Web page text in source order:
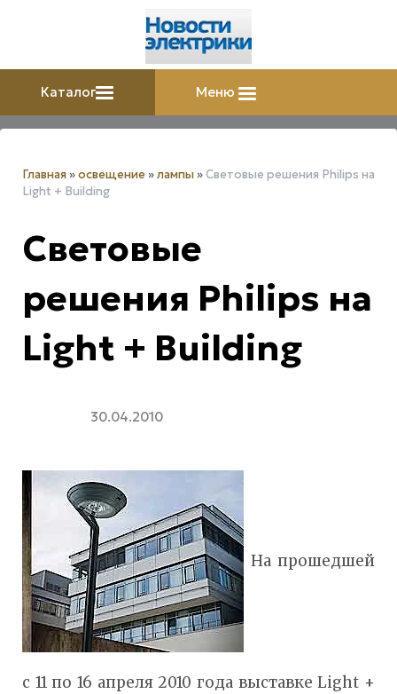
Каталог Меню
Главная »освещение »лампы »Световые решения Philips на
Light + Building
Световые
решения Philips на
Light + Building
30.04.2010
На прошедшей
с 11 по 16 апреля 2010 года выставке Light +